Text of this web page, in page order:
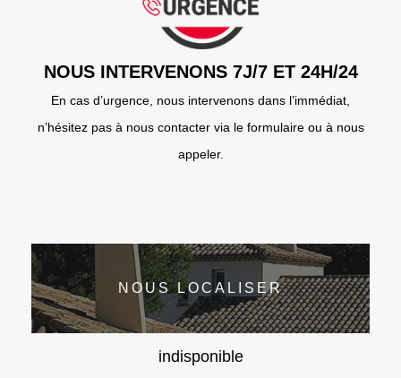
NOUS INTERVENONS 7J/7 ET 24H/24
En cas d’urgence, nous intervenons dans l’immédiat,
n’hésitez pas à nous contacter via le formulaire ou à nous
appeler.
NOUS LOCALISER
indisponible